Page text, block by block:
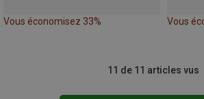
Vous économisez 33% Vous
11 de 11 articles vus